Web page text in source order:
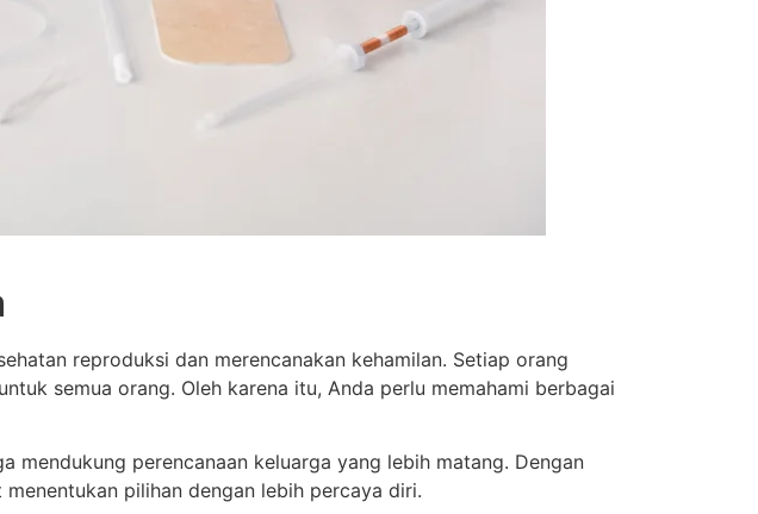
reproduksi dan merencanakan kehamilan. Setiap orang
semua orang. Oleh karena itu, Anda perlu memahami berbagai
mendukung perencanaan keluarga yang lebih matang. Dengan
pilihan dengan lebih percaya diri.